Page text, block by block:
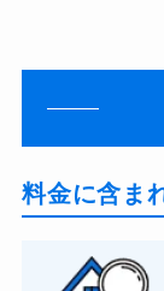
料金に含ま